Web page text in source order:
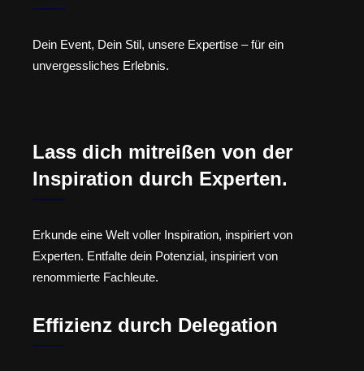
Dein Event, Dein Stil, unsere Expertise – für ein
unvergessliches Erlebnis.
Lass dich mitreißen von der
Inspiration durch Experten.
Erkunde eine Welt voller Inspiration, inspiriert von
Experten. Entfalte dein Potenzial, inspiriert von
renommierte Fachleute.
Effizienz durch Delegation